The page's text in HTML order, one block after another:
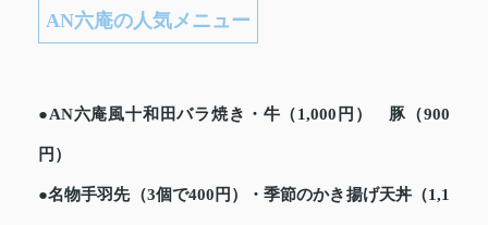
AN六庵の人気メニュー
●AN六庵風十和田バラ焼き・牛（1,000円） 豚（900
円）
●名物手羽先（3個で400円）・季節のかき揚げ天丼（1,1